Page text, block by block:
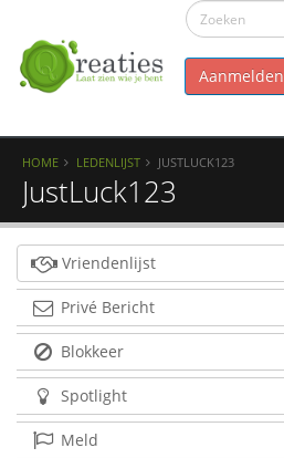
Aanmelden
HOME LEDENLIJST JUSTLUCK123
JustLuck123
Vriendenlijst
Privé Bericht
Blokkeer
Spotlight
Meld